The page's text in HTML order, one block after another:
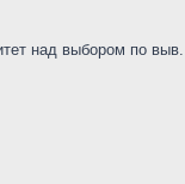
над выбором по